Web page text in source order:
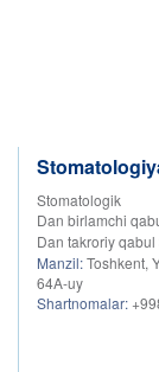
Stomatologik
Dan birlamchi
Dan takroriy qabul
Manzil:Toshkent,
64A-uy
Shartnomalar: